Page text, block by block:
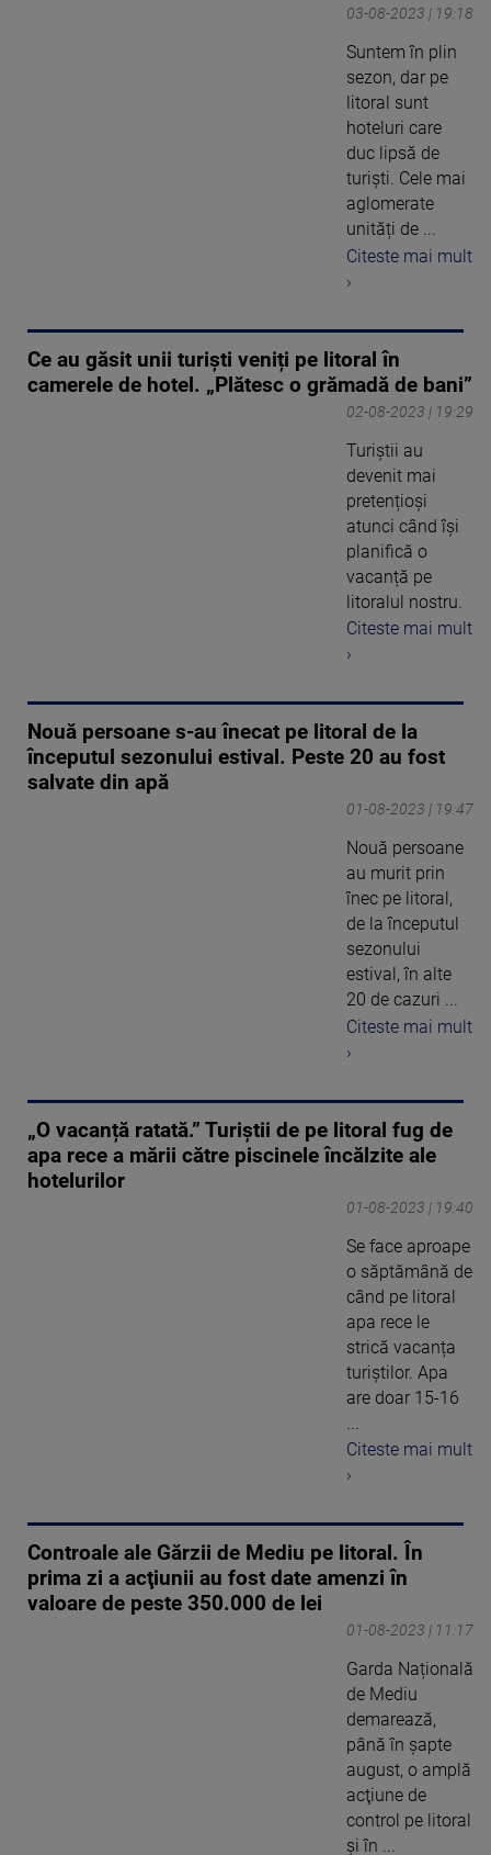
03-08-2023 | 19:18
Suntem în plin
sezon, dar pe
litoral sunt
hoteluri care
duc lipsă de
turiști. Cele mai
aglomerate
unități de ...
Citeste mai mult
›
Ce au găsit unii turiști veniți pe litoral în
camerele de hotel. „Plătesc o grămadă de bani”
02-08-2023 | 19:29
Turiștii au
devenit mai
pretențioși
atunci când își
planifică o
vacanță pe
litoralul nostru.
Citeste mai mult
›
Nouă persoane s-au înecat pe litoral de la
începutul sezonului estival. Peste 20 au fost
salvate din apă
01-08-2023 | 19:47
Nouă persoane
au murit prin
înec pe litoral,
de la începutul
sezonului
estival, în alte
20 de cazuri ...
Citeste mai mult
›
„O vacanță ratată.” Turiștii de pe litoral fug de
apa rece a mării către piscinele încălzite ale
hotelurilor
01-08-2023 | 19:40
Se face aproape
o săptămână de
când pe litoral
apa rece le
strică vacanța
turiștilor. Apa
are doar 15-16
Citeste mai mult
›
Controale ale Gărzii de Mediu pe litoral. În
prima zi a acţiunii au fost date amenzi în
valoare de peste 350.000 de lei
01-08-2023 | 11:17
Garda Națională
de Mediu
demarează,
până în șapte
august, o amplă
acţiune de
control pe litoral
şi în ...